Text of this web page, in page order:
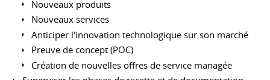
Nouveaux produits
Nouveaux services
Anticiper l'innovation technologique sur son marché
Preuve de concept (POC)
Création de nouvelles offres de service managée